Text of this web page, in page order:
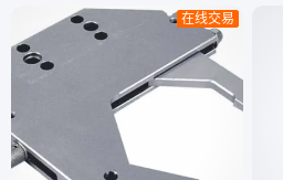
在线交易